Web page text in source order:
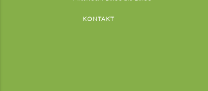
KONTAKT